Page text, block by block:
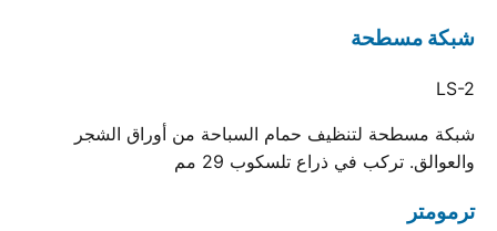
شبكة مسطحة
LS-2
شبكة مسطحة لتنظيف حمام السباحة من أوراق الشجر
والعوالق. تركب في ذراع تلسكوب 29 مم
ترمومتر